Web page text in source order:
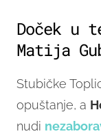
Doček u
Matija
Stubičke
opuštanje, a
nudi